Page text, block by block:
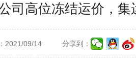
司高位冻结运价，
2021/09/14 分享到：